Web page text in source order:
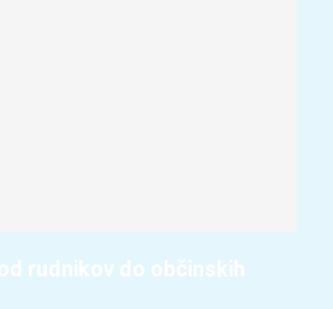
rudnikov do občinskih